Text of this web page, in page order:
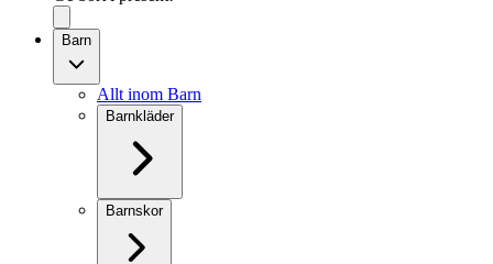
Barn
Allt inom Barn
Barnkläder
Barnskor